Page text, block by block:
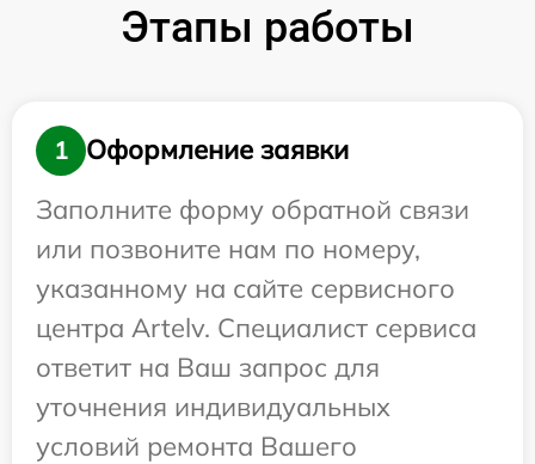
Этапы работы
1
Оформление заявки
Заполните форму обратной связи
или позвоните нам по номеру,
указанному на сайте сервисного
центра Artelv. Специалист сервиса
ответит на Ваш запрос для
уточнения индивидуальных
условий ремонта Вашего